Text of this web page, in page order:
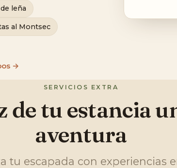
leña
al Montsec
→
SERVICIOS EXTRA
de tu estancia
aventura
tu escapada con experiencias